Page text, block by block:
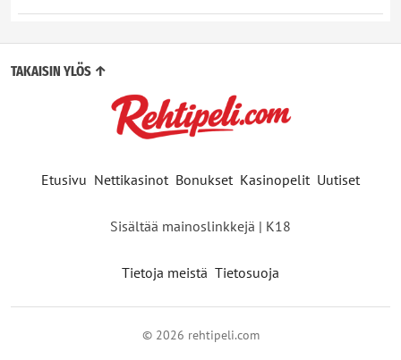
TAKAISIN YLÖS ↑
Etusivu Nettikasinot Bonukset Kasinopelit Uutiset
Sisältää mainoslinkkejä | K18
Tietoja meistä Tietosuoja
© 2026 rehtipeli.com